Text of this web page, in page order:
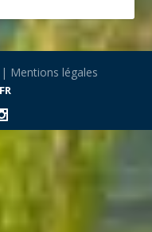
Mentions légales